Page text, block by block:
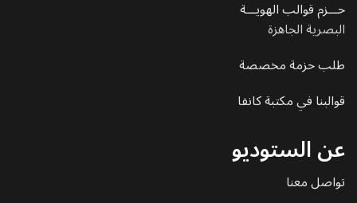
حـــزم قوالب الهويـــة
البصرية الجاهزة
طلب حزمة مخصصة
قوالبنا في مكتبة كانفا
عن الستوديو
تواصل معنا